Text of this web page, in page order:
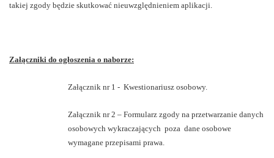
takiej zgody będzie skutkować nieuwzględnieniem aplikacji.
Załączniki do ogłoszenia o naborze:
Załącznik nr 1 - Kwestionariusz osobowy.
Załącznik nr 2 – Formularz zgody na przetwarzanie danych
osobowych wykraczających poza dane osobowe
wymagane przepisami prawa.